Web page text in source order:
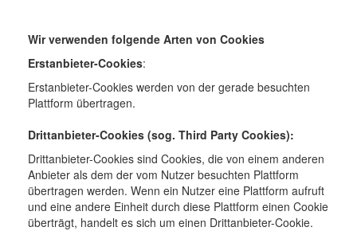
Wir verwenden folgende Arten von Cookies
Erstanbieter-Cookies:
Erstanbieter-Cookies werden von der gerade besuchten
Plattform übertragen.
Drittanbieter-Cookies (sog. Third Party Cookies):
Drittanbieter-Cookies sind Cookies, die von einem anderen
Anbieter als dem der vom Nutzer besuchten Plattform
übertragen werden. Wenn ein Nutzer eine Plattform aufruft
und eine andere Einheit durch diese Plattform einen Cookie
überträgt, handelt es sich um einen Drittanbieter-Cookie.